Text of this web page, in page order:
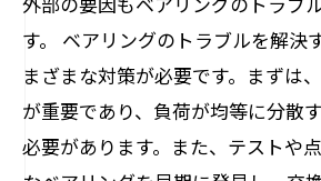
す。 ベアリングのトラブルを解決
まざまな対策が必要です。まずは
が重要であり、負荷が均等に分散
必要があります。また、テストや